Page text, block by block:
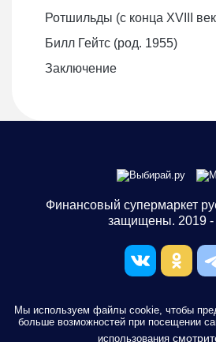
Ротшильды (с конца XVIII
Билл Гейтс (род. 1955)
Заключение
Финансовый супермаркет
защищены. 2019 -
Мы используем файлы cookie, чтобы
больше возможностей при посещении
использования